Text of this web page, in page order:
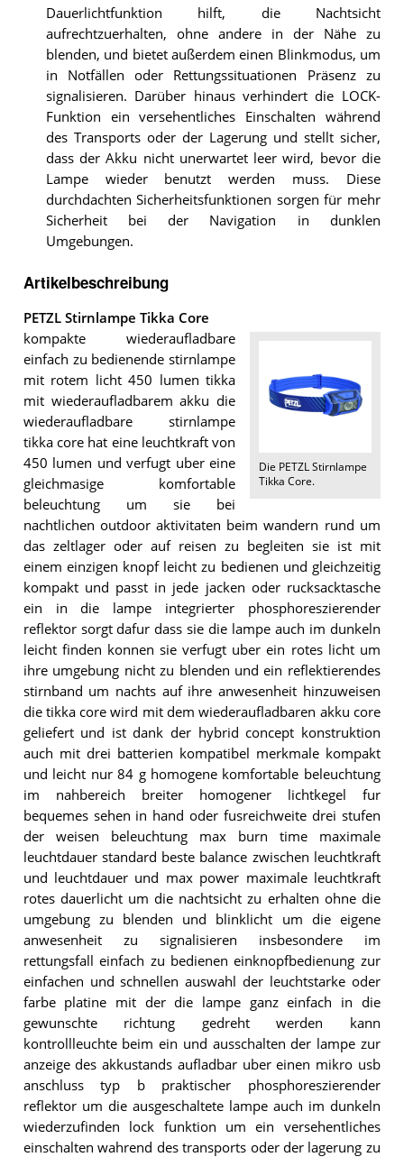
Dauerlichtfunktion hilft, die Nachtsicht
aufrechtzuerhalten, ohne andere in der Nähe zu
blenden, und bietet außerdem einen Blinkmodus, um
in Notfällen oder Rettungssituationen Präsenz zu
signalisieren. Darüber hinaus verhindert die LOCK-
Funktion ein versehentliches Einschalten während
des Transports oder der Lagerung und stellt sicher,
dass der Akku nicht unerwartet leer wird, bevor die
Lampe wieder benutzt werden muss. Diese
durchdachten Sicherheitsfunktionen sorgen für mehr
Sicherheit bei der Navigation in dunklen
Umgebungen.
Artikelbeschreibung
PETZL Stirnlampe Tikka Core
Die PETZL Stirnlampe
Tikka Core.
kompakte wiederaufladbare
einfach zu bedienende stirnlampe
mit rotem licht 450 lumen tikka
mit wiederaufladbarem akku die
wiederaufladbare stirnlampe
tikka core hat eine leuchtkraft von
450 lumen und verfugt uber eine
gleichmasige komfortable
beleuchtung um sie bei
nachtlichen outdoor aktivitaten beim wandern rund um
das zeltlager oder auf reisen zu begleiten sie ist mit
einem einzigen knopf leicht zu bedienen und gleichzeitig
kompakt und passt in jede jacken oder rucksacktasche
ein in die lampe integrierter phosphoreszierender
reflektor sorgt dafur dass sie die lampe auch im dunkeln
leicht finden konnen sie verfugt uber ein rotes licht um
ihre umgebung nicht zu blenden und ein reflektierendes
stirnband um nachts auf ihre anwesenheit hinzuweisen
die tikka core wird mit dem wiederaufladbaren akku core
geliefert und ist dank der hybrid concept konstruktion
auch mit drei batterien kompatibel merkmale kompakt
und leicht nur 84 g homogene komfortable beleuchtung
im nahbereich breiter homogener lichtkegel fur
bequemes sehen in hand oder fusreichweite drei stufen
der weisen beleuchtung max burn time maximale
leuchtdauer standard beste balance zwischen leuchtkraft
und leuchtdauer und max power maximale leuchtkraft
rotes dauerlicht um die nachtsicht zu erhalten ohne die
umgebung zu blenden und blinklicht um die eigene
anwesenheit zu signalisieren insbesondere im
rettungsfall einfach zu bedienen einknopfbedienung zur
einfachen und schnellen auswahl der leuchtstarke oder
farbe platine mit der die lampe ganz einfach in die
gewunschte richtung gedreht werden kann
kontrollleuchte beim ein und ausschalten der lampe zur
anzeige des akkustands aufladbar uber einen mikro usb
anschluss typ b praktischer phosphoreszierender
reflektor um die ausgeschaltete lampe auch im dunkeln
wiederzufinden lock funktion um ein versehentliches
einschalten wahrend des transports oder der lagerung zu